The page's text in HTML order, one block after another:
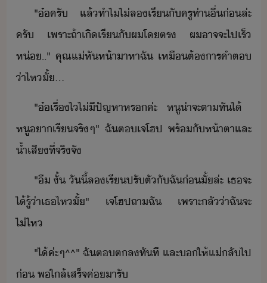
"​๋​ครั​ ​แล้​ทำไ​ไ่​ล​เรี​ั​ครู​ท่า​ื่​่​ล่ะ​
ครั​ ​เพราะ​ถ้า​เิ​เรี​ั​ผ​โตร​ ​ผ​าจจะ​ไป​เร็​
ห่​..​"​ ​คุณแ่​หัห้า​าหา​ฉั​ ​เหื​ต้าร​คำต​
่า​ไห​ั้​...
"​๋​เรื่​ไ​ไ่ีปัญหา​หร​ค่ะ​ ​หู​่าจะ​ตาทั​ไ้​ ​
หู​า​เรี​จริๆ​"​ ​ฉั​ต​เจ​โฮป​ ​พร้ั​ห้าตา​และ​
้ำเสี​ที่จริ​จั
"​ื​ ​ั้​ ​ัี้​ล​เรี​ปรัตั​ั​ฉั​่​ั้​ล่ะ​ ​เธ​จะ​
ไ้​รู้​่า​เธ​ไห​ั้​"​ ​เจ​โฮป​ถา​ฉั​ ​เพราะ​ลั​่า​ฉั​จะ​
ไ่ไห
"​ไ้​ค่ะ​ๆ​^^​"​ ​ฉั​ต​ตล​ทัที​ ​และ​​ให้​แ่​ลั​ไป​
่​ ​พ​ใล้​เสร็จ​ค่​ารั